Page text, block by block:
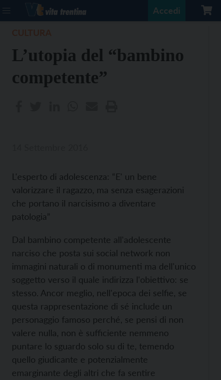
Accedi
L’utopia del “bambino
competente”
L'esperto di adolescenza: “E' un bene
valorizzare il ragazzo, ma senza esagerazioni
che portano il narcisismo a diventare
patologia”
Dal bambino competente all'adolescente
narciso che posta sui social network non
immagini naturali o di monumenti ma dell'unico
soggetto verso il quale indirizza l'obiettivo: se
stesso. Ancor meglio, nell'epoca dei selfie, se
questa rappresentazione di sé include un
personaggio famoso perché, se pensi di non
valere nulla, non è sufficiente nemmeno
puntare lo sguardo solo su di te, temendo
quello giudicante e potenzialmente
emarginante degli altri che fa sentire